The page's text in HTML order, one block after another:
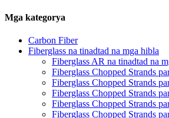
Mga kategorya
Carbon Fiber
Fiberglass na tinadtad na mga hibla
Fiberglass AR na tinadtad na
Fiberglass Chopped Strands
Fiberglass Chopped Strands
Fiberglass Chopped Strands
Fiberglass Chopped Strands
Fiberglass Chopped Strands